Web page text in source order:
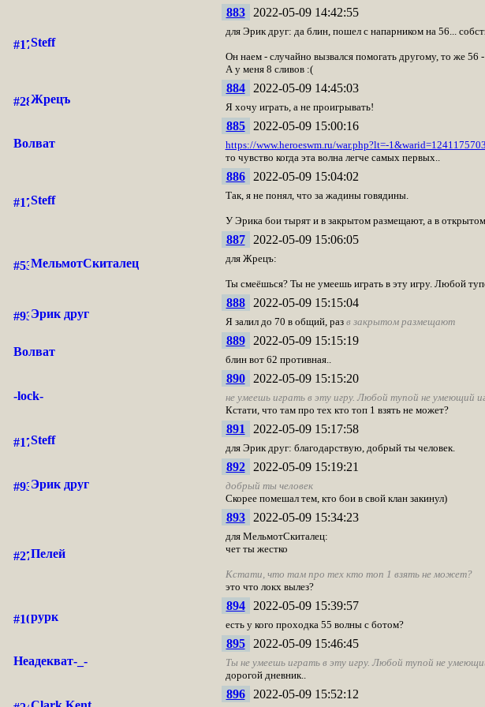
Steff
883 2022-05-09 14:42:55
для Эрик друг: да блин, пошел с напарником на 56...
Он наем - случайно вызвался помогать другому, то же 56
А у меня 8 сливов :(
Жрецъ
884 2022-05-09 14:45:03
Я хочу играть, а не проигрывать!
Волват
885 2022-05-09 15:00:16
https://www.heroeswm.ru/war.php?lt=-
то чувство когда эта волна легче самых первых..
Steff
886 2022-05-09 15:04:02
Так, я не понял, что за жадины говядины.
У Эрика бои тырят и в закрытом размещают, а в
МельмотСкиталец
887 2022-05-09 15:06:05
для Жрецъ:
Ты смеёшься? Ты не умеешь играть в эту игру. Любой
Эрик друг
888 2022-05-09 15:15:04
Я залил до 70 в общий, раз в закрытом размещают
Волват
889 2022-05-09 15:15:19
блин вот 62 противная..
-lock-
890 2022-05-09 15:15:20
не умеешь играть в эту игру. Любой тупой не умеющий
Кстати, что там про тех кто топ 1 взять не может?
Steff
891 2022-05-09 15:17:58
для Эрик друг: благодарствую, добрый ты человек.
Эрик друг
892 2022-05-09 15:19:21
добрый ты человек
Скорее помешал тем, кто бои в свой клан закинул)
Пелей
893 2022-05-09 15:34:23
для МельмотСкиталец:
чет ты жестко
Кстати, что там про тех кто топ 1 взять не может?
это что локх вылез?
рурк
894 2022-05-09 15:39:57
есть у кого проходка 55 волны с ботом?
Неадекват-_-
895 2022-05-09 15:46:45
Ты не умеешь играть в эту игру. Любой тупой не
дорогой дневник..
896 2022-05-09 15:52:12